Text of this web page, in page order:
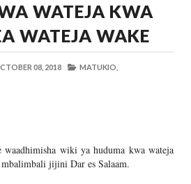
-Aug 06 2026
OSCAR ASSENGA-Aug 06 2026
Zawadi-Aug 06 2026
MFUMO WA M+2 WAIMARISHA
WATEJA KWA
WATEJA WAKE
08, 2018 MATUKIO,
wiki ya huduma kwa wateja
jijini Dar es Salaam.